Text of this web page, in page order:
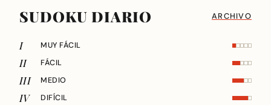
SUDOKU DIARIO ARCHIVO
I MUY FÁCIL
II FÁCIL
III MEDIO
IV DIFÍCIL